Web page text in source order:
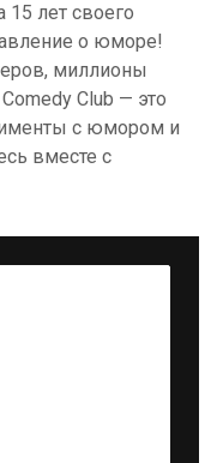
15 лет своего
о юморе!
миллионы
Club — это
с юмором и
вместе с